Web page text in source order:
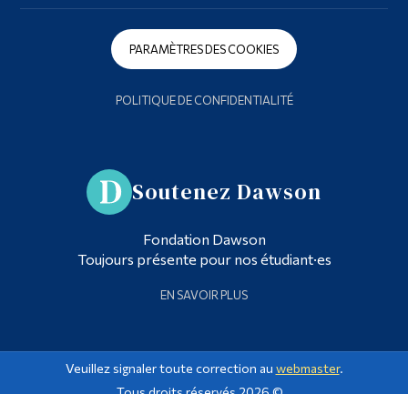
PARAMÈTRES DES COOKIES
POLITIQUE DE CONFIDENTIALITÉ
Soutenez Dawson
Fondation Dawson
Toujours présente pour nos étudiant·es
EN SAVOIR PLUS
Veuillez signaler toute correction au webmaster.